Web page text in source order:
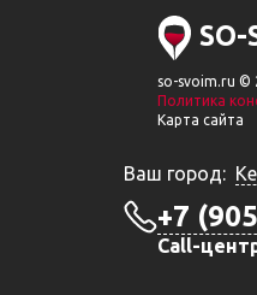
SO-
so-svoim.ru ©
Политика
Карта сайта
Ваш город:
+7
Call-